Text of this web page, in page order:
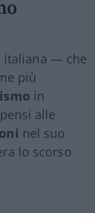
italiana — che
più
in
alle
nel suo
lo scorso